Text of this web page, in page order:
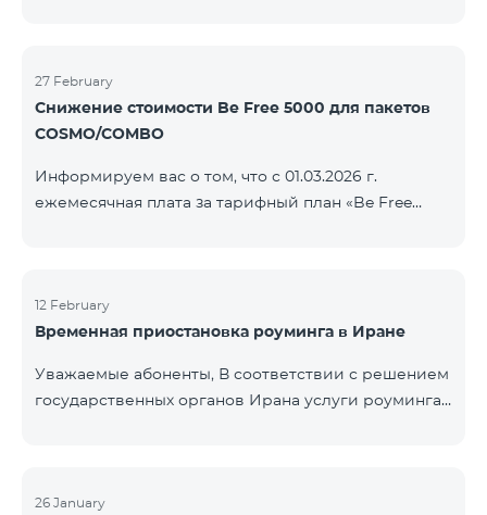
Дополнительная информация будет
предоставлена в случае изменения ситуации.
Благодарим за понимание.
27 February
Снижение стоимости Be Free 5000 для пакетов
COSMO/COMBO
Информируем вас о том, что с 01.03.2026 г.
ежемесячная плата за тарифный план «Be Free
тарифному плану могут все абоненты с активной
подпиской на пакеты услуг COSMO или COMBO. С
ознакомиться здесь.
12 February
Временная приостановка роуминга в Иране
Уважаемые абоненты, В соответствии с решением
государственных органов Ирана услуги роуминга
контролем нашей компании. В настоящее время
26 January